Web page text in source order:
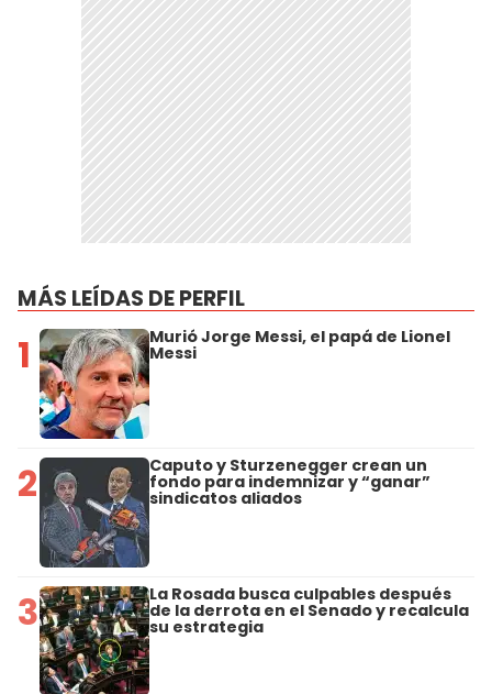
MÁS LEÍDAS DE PERFIL
1 Murió Jorge Messi, el papá de Lionel
Messi
2 Caputo y Sturzenegger crean un
fondo para indemnizar y “ganar”
sindicatos aliados
3 La Rosada busca culpables después
de la derrota en el Senado y recalcula
su estrategia